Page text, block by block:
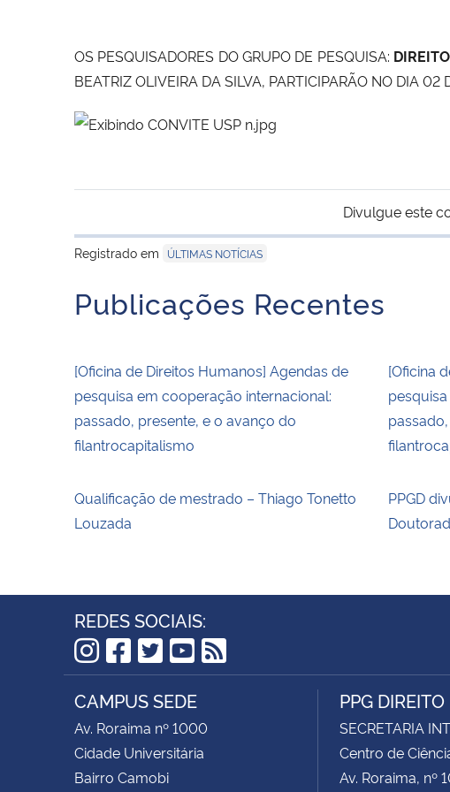
OS PESQUISADORES DO GRUPO DE PESQUISA:
BEATRIZ OLIVEIRA DA SILVA, PARTICIPARÃO NO DIA
Divulgue este
Registrado em
ÚLTIMAS NOTÍCIAS
Publicações Recentes
[Oficina de Direitos Humanos] Agendas de
pesquisa em cooperação internacional:
passado, presente, e o avanço do
filantrocapitalismo
[Oficina
Qualificação de mestrado – Thiago Tonetto
Louzada
PPGD
REDES SOCIAIS:
Instagram
Facebook
Twitter
YouTube
RSS
CAMPUS SEDE
Av. Roraima nº 1000
Cidade Universitária
Bairro Camobi
PPG DIREITO
SECRETARIA
Centro de
Av. Roraima, nº